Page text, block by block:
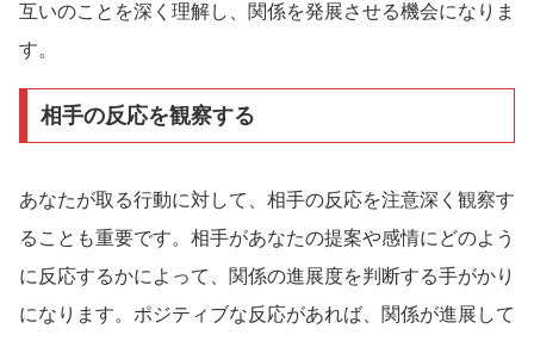
互いのことを深く理解し、関係を発展させる機会になりま
す。
相手の反応を観察する
あなたが取る行動に対して、相手の反応を注意深く観察す
ることも重要です。相手があなたの提案や感情にどのよう
に反応するかによって、関係の進展度を判断する手がかり
になります。ポジティブな反応があれば、関係が進展して